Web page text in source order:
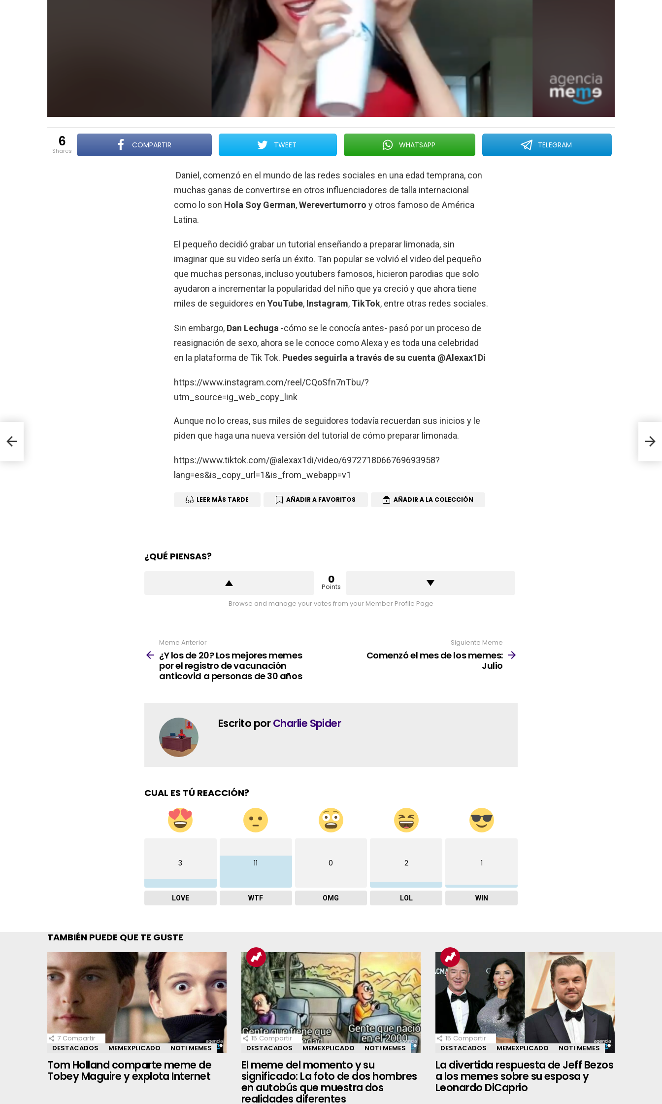
6
shares
COMPARTIR TWEET WHATSAPP TELEGRAM
Daniel, comenzó en el mundo de las redes sociales en una edad temprana, con
muchas ganas de convertirse en otros influenciadores de talla internacional
como lo son Hola Soy German,Werevertumorro y otros famoso de América
Latina.
El pequeño decidió grabar un tutorial enseñando a preparar limonada, sin
imaginar que su video sería un éxito. Tan popular se volvió el video del pequeño
que muchas personas, incluso youtubers famosos, hicieron parodias que solo
ayudaron a incrementar la popularidad del niño que ya creció y que ahora tiene
miles de seguidores en YouTube, Instagram, TikTok, entre otras redes sociales.
Sin embargo, Dan Lechuga -cómo se le conocía antes- pasó por un proceso de
reasignación de sexo, ahora se le conoce como Alexa y es toda una celebridad
en la plataforma de Tik Tok. Puedes seguirla a través de su cuenta @Alexax1Di
https://www.instagram.com/reel/CQoSfn7nTbu/?
utm_source=ig_web_copy_link
Aunque no lo creas, sus miles de seguidores todavía recuerdan sus inicios y le
piden que haga una nueva versión del tutorial de cómo preparar limonada.
https://www.tiktok.com/@alexax1di/video/6972718066769693958?
lang=es&is_copy_url=1&is_from_webapp=v1
LEER MÁS TARDE AÑADIR A FAVORITOS AÑADIR A LA COLECCIÓN
¿QUÉ PIENSAS?
0
Points
Browse and manage your votes from your Member Profile Page
more
Meme Anterior
¿Y los de 20? Los mejores memes
por el registro de vacunación
anticovid a personas de 30 años
Siguiente Meme
Comenzó el mes de los memes:
Julio
Escrito porCharlie Spider
CUAL ES TÚ REACCIÓN?
3
LOVE
11
WTF
0
OMG
2
LOL
1
WIN
TAMBIÉN PUEDE QUE TE GUSTE
7 Compartir
DESTACADOS
MEMEXPLICADO NOTI MEMES
Tom Holland comparte meme de
Tobey Maguire y explota Internet
15 Compartir
DESTACADOS
MEMEXPLICADO NOTI MEMES
El meme del momento y su
significado: La foto de dos hombres
en autobús que muestra dos
realidades diferentes
15 Compartir
DESTACADOS
MEMEXPLICADO NOTI MEMES
La divertida respuesta de Jeff Bezos
a los memes sobre su esposa y
Leonardo DiCaprio
a